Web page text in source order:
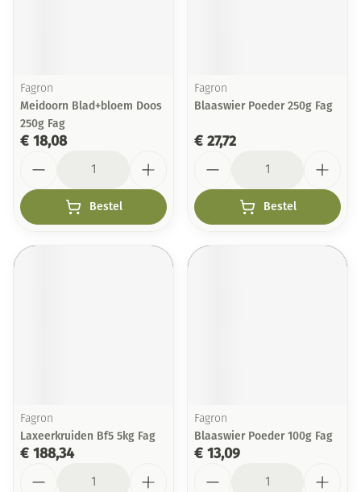
Fagron
Meidoorn Blad+bloem Doos
250g Fag
€ 18,08
Bestel
Fagron
Blaaswier Poeder 250g Fag
€ 27,72
Bestel
Fagron
Laxeerkruiden Bf5 5kg Fag
€ 188,34
Fagron
Blaaswier Poeder 100g Fag
€ 13,09